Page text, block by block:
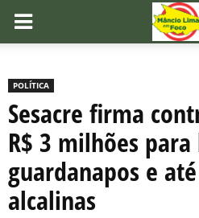
POLÍTICA
Sesacre firma
R$ 3 milhões para
guardanapos e
alcalinas